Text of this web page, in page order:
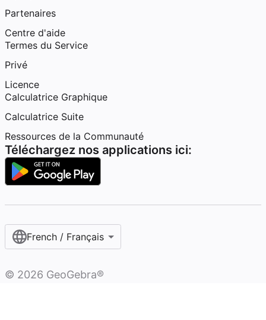
Partenaires
Centre d'aide
Termes du Service
Privé
Licence
Calculatrice Graphique
Calculatrice Suite
Ressources de la Communauté
Téléchargez nos applications ici:
French / Français‎
© 2026 GeoGebra®